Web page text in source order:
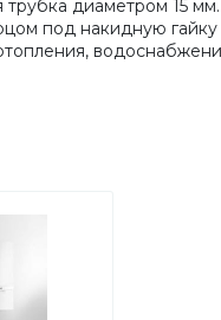
трубка диаметром 15
под накидную